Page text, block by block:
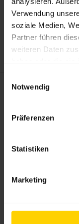
Verwendung
soziale Medien,
Partner führen
weiteren Daten
Notwendig
Präferenzen
Statistiken
Marketing
Chinesisch
Alle